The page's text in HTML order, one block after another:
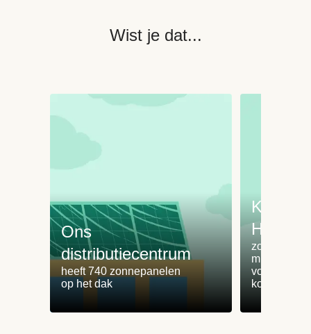
Wist je dat...
Ons
distributiecentrum
heeft 740 zonnepanelen
op het dak
Koken
zorgt voor
minder
koken